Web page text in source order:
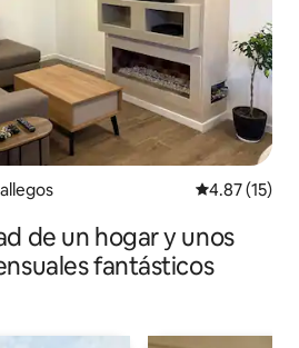
Calificación
4.87 (15)
de un hogar y unos
fantásticos